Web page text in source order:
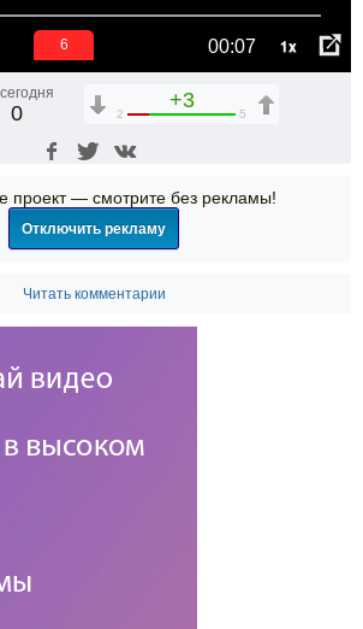
00:07 1x
6
0
+3
2 5
проект — смотрите без рекламы!
Отключить рекламу
Читать комментарии